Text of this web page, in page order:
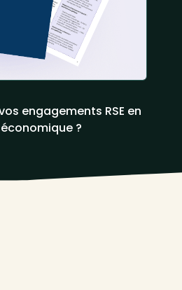
engagements RSE en
?